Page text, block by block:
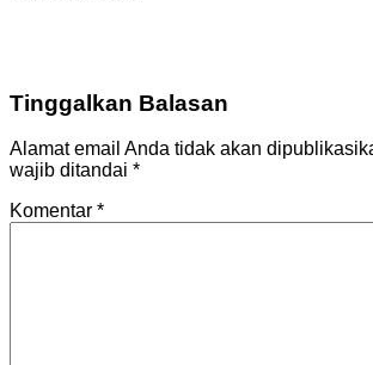
Tinggalkan Balasan
Alamat email Anda tidak akan
wajib ditandai *
Komentar *